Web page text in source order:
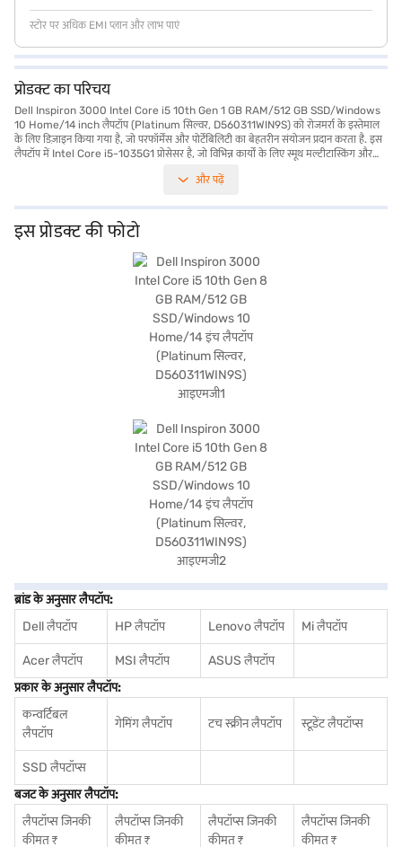
स्टोर पर अधिक EMI प्लान और लाभ पाएं
प्रोडक्ट का परिचय
Dell Inspiron 3000 Intel Core i5 10th Gen 1 GB RAM/512 GB SSD/Windows
10 Home/14 inch लैपटॉप (Platinum सिल्वर, D560311WIN9S) को रोजमर्रा के इस्तेमाल
के लिए डिज़ाइन किया गया है, जो परफॉर्मेंस और पोर्टेबिलिटी का बेहतरीन संयोजन प्रदान करता है. इस
लैपटॉप में Intel Core i5-1035G1 प्रोसेसर है, जो विभिन्न कार्यों के लिए स्मूथ मल्टीटास्किंग और
काम कर सकते हैं. 512 GB SSD पर्याप्त स्टोरेज स्पेस और तेज़ बूट-अप टाइम प्रदान करती है, जिससे
करती है, जो इसे काम और मनोरंजन दोनों के लिए आदर्श बनाती है. 1.2 किलोग्राम या उससे कम वजन
वाला यह लाइटवेट लैपटॉप ले जाना आसान है, जिससे यह कभी भी छात्रों और प्रोफेशनल के लिए परफेक्ट
हो जाता है. Windows 10 होम ऑपरेटिंग सिस्टम यूज़र-फ्रेंडली इंटरफेस और एप्लीकेशन की विस्तृत
रेंज तक एक्सेस प्रदान करता है. हार्ड डिस्क को शामिल करने से इसकी स्टोरेज क्षमता और बढ़ जाती है.
खरीदारी करने के लिए बजाज फिनसर्व पर विकल्पों के बारे में जानें या पार्टनर स्टोर पर जाएं और Easy
और पढ़ें
इस प्रोडक्ट की फोटो
ब्रांड के अनुसार लैपटॉप:
Dell लैपटॉप
HP लैपटॉप Lenovo लैपटॉप Mi लैपटॉप
Acer लैपटॉप MSI लैपटॉप
ASUS लैपटॉप
प्रकार के अनुसार लैपटॉप:
कन्वर्टिबल
लैपटॉप
गेमिंग लैपटॉप टच स्क्रीन लैपटॉप स्टूडेंट लैपटॉप्स
SSD लैपटॉप्स
बजट के अनुसार लैपटॉप:
लैपटॉप्स जिनकी
कीमत ₹
लैपटॉप्स जिनकी
कीमत ₹
लैपटॉप्स जिनकी
कीमत ₹
लैपटॉप्स जिनकी
कीमत ₹